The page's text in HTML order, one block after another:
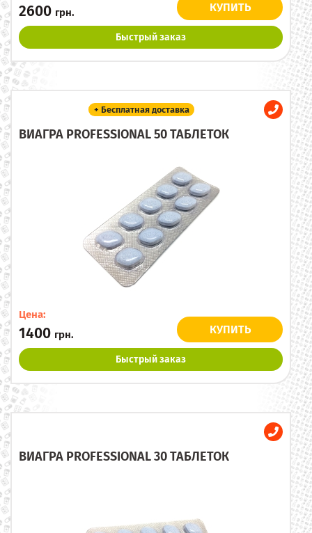
2600 грн. КУПИТЬ
Быстрый заказ
+ Бесплатная доставка
ВИАГРА PROFESSIONAL 50 ТАБЛЕТОК
Цена:
1400 грн. КУПИТЬ
Быстрый заказ
ВИАГРА PROFESSIONAL 30 ТАБЛЕТОК